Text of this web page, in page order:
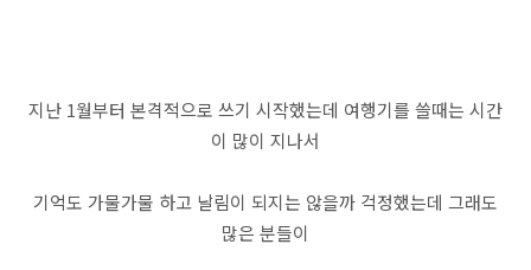
지난 1월부터 본격적으로 쓰기 시작했는데 여행기를 쓸때는 시간
이 많이 지나서
기억도 가물가물 하고 날림이 되지는 않을까 걱정했는데 그래도
많은 분들이